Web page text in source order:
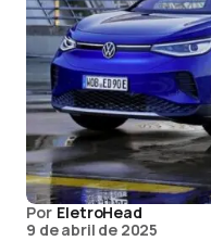
Por EletroHead
9 de abril de 2025